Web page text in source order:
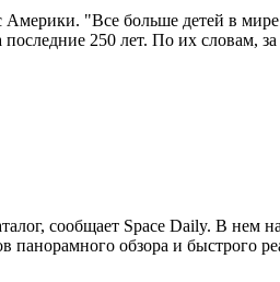
"Все больше детей в
250 лет. По их словам,
сообщает Space Daily. В нем
обзора и быстрого